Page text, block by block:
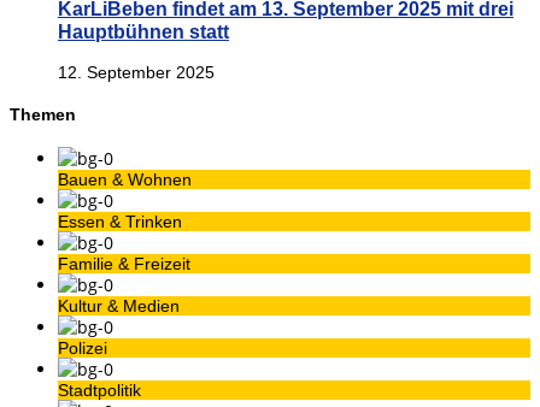
KarLiBeben findet am 13. September 2025 mit drei
Hauptbühnen statt
12. September 2025
Themen
Bauen & Wohnen
Essen & Trinken
Familie & Freizeit
Kultur & Medien
Polizei
Stadtpolitik